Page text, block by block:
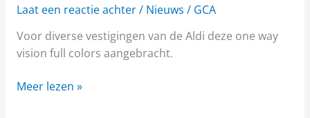
Laat een reactie achter/ Nieuws / GCA
Voor diverse vestigingen van de Aldi deze one way
vision full colors aangebracht.
Meer lezen »